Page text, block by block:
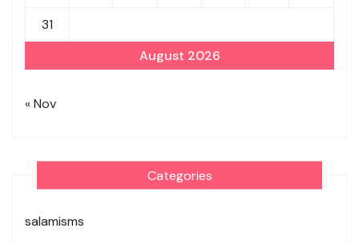
August 2026
31
« Nov
Categories
salamisms